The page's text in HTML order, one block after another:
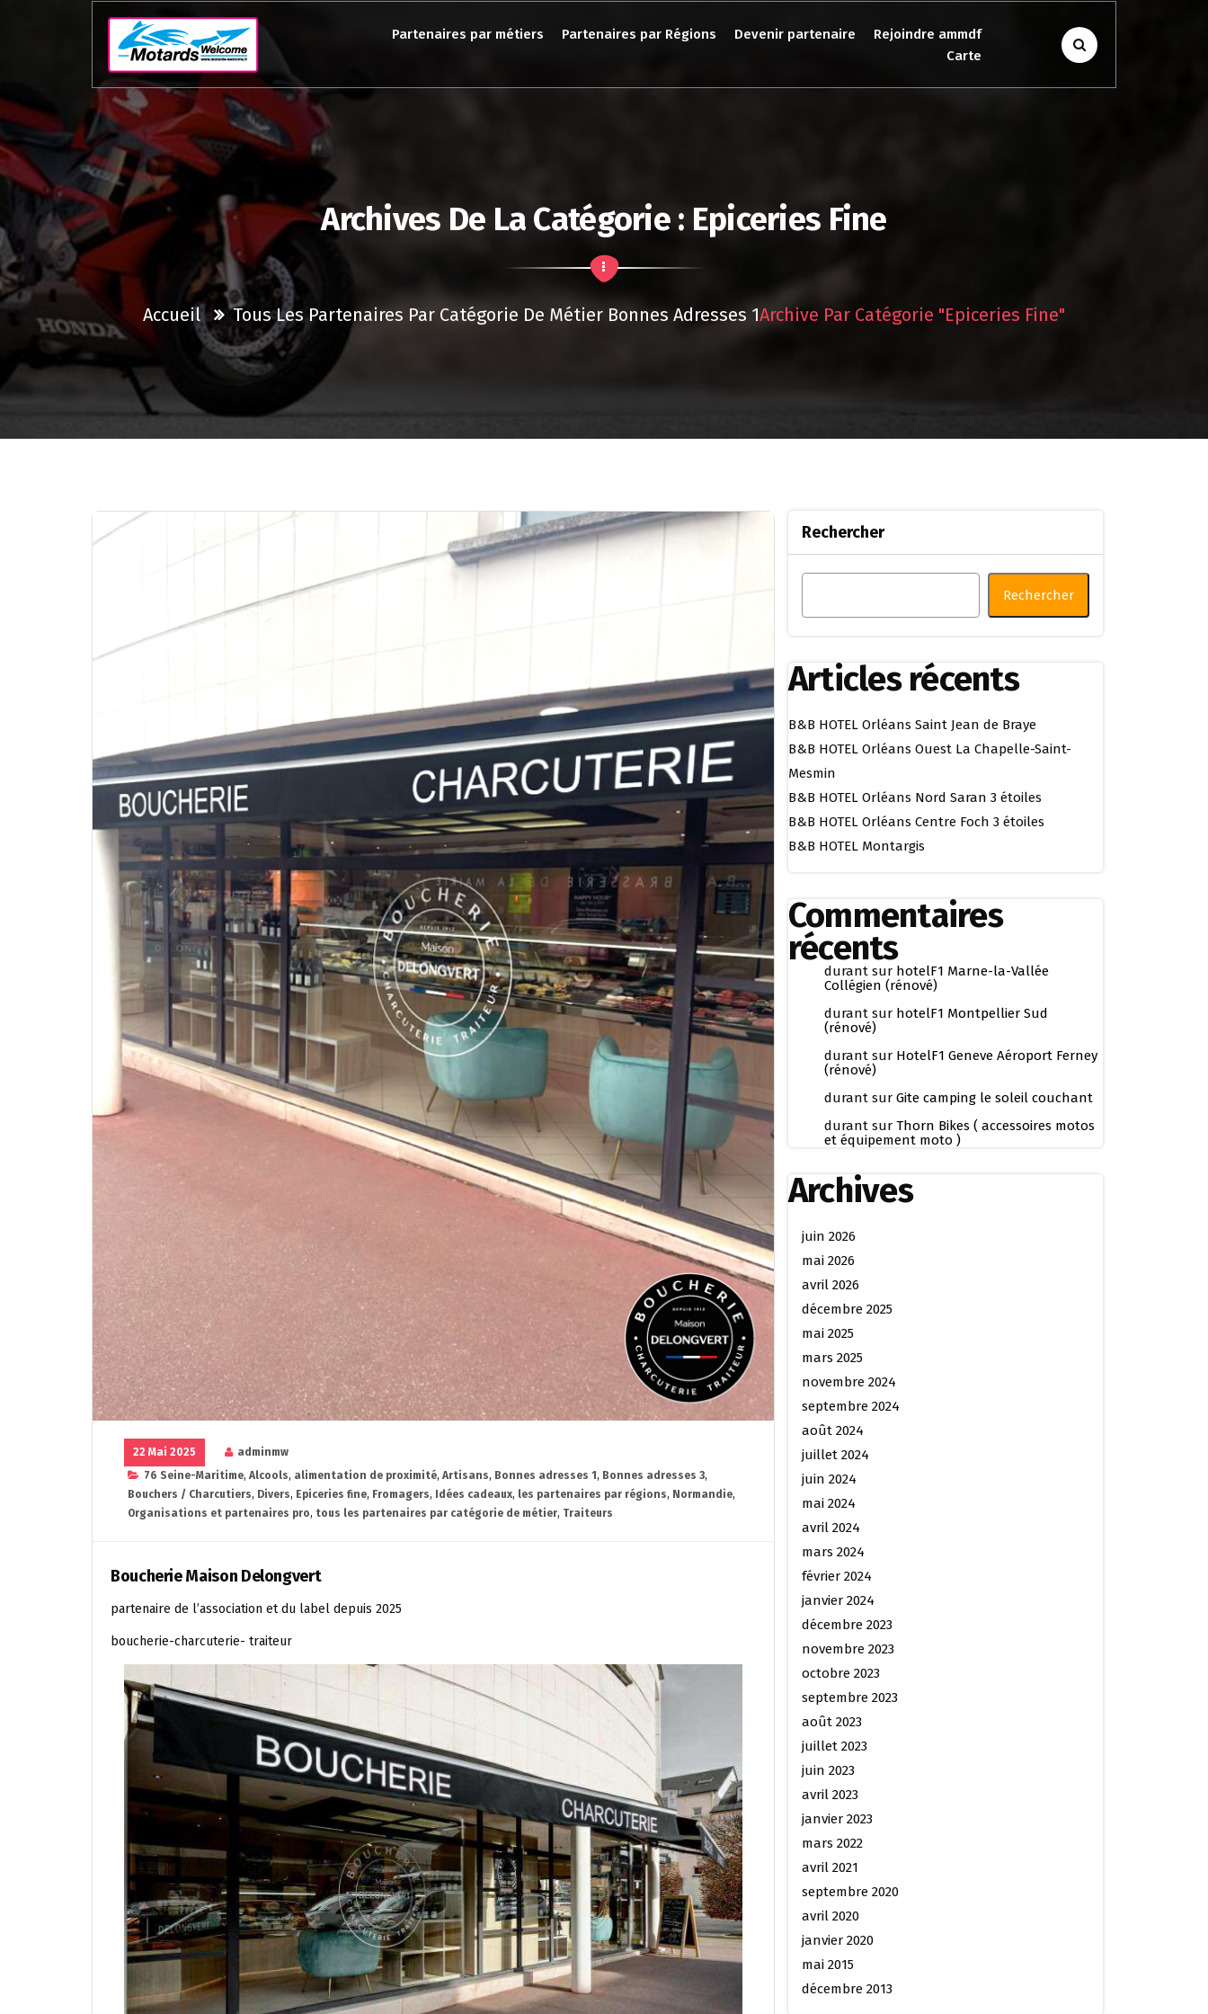
Partenaires par métiers Partenaires par Régions Devenir partenaire
Rejoindre ammdf
Carte
Archives De La Catégorie : Epiceries Fine
Accueil Tous Les Partenaires Par Catégorie De Métier Bonnes Adresses 1Archive Par Catégorie "Epiceries Fine"
22 Mai 2025
adminmw
76 Seine-Maritime, Alcools, alimentation de proximité, Artisans, Bonnes adresses 1, Bonnes adresses 3,
Bouchers / Charcutiers, Divers, Epiceries fine, Fromagers, Idées cadeaux, les partenaires par régions, Normandie,
Organisations et partenaires pro, tous les partenaires par catégorie de métier, Traiteurs
Boucherie Maison Delongvert
partenaire de l’association et du label depuis 2025
boucherie-charcuterie- traiteur
Rechercher
Rechercher
Articles récents
B&B HOTEL Orléans Saint Jean de Braye
B&B HOTEL Orléans Ouest La Chapelle-Saint-
Mesmin
B&B HOTEL Orléans Nord Saran 3 étoiles
B&B HOTEL Orléans Centre Foch 3 étoiles
B&B HOTEL Montargis
Commentaires
récents
durant sur hotelF1 Marne-la-Vallée
Collégien (rénové)
durant sur hotelF1 Montpellier Sud
(rénové)
durant sur HotelF1 Geneve Aéroport Ferney
(rénové)
durant sur Gite camping le soleil couchant
durant sur Thorn Bikes ( accessoires motos
et équipement moto )
Archives
juin 2026
mai 2026
avril 2026
décembre 2025
mai 2025
mars 2025
novembre 2024
septembre 2024
août 2024
juillet 2024
juin 2024
mai 2024
avril 2024
mars 2024
février 2024
janvier 2024
décembre 2023
novembre 2023
octobre 2023
septembre 2023
août 2023
juillet 2023
juin 2023
avril 2023
janvier 2023
mars 2022
avril 2021
septembre 2020
avril 2020
janvier 2020
mai 2015
décembre 2013